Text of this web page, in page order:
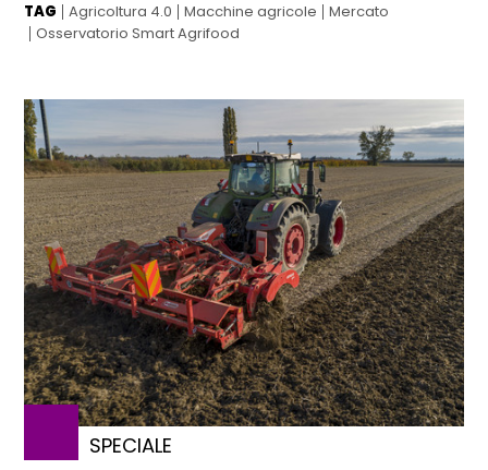
TAG Agricoltura 4.0 Macchine agricole
Mercato
Osservatorio Smart Agrifood
SPECIALE